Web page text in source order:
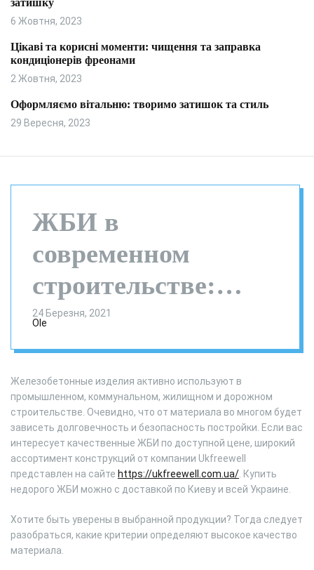
о
о
затишку
6 Жовтня, 2023
Цікаві та корисні моменти: чищення та заправка
кондиціонерів фреонами
2 Жовтня, 2023
Оформляємо вітальню: творимо затишок та стиль
29 Вересня, 2023
ЖБИ в
современном
строительстве:
составляющие
материала
24 Березня, 2021
Ole
Железобетонные изделия активно используют в
промышленном, коммунальном, жилищном и дорожном
строительстве. Очевидно, что от материала во многом будет
зависеть долговечность и безопасность постройки. Если вас
интересует качественные ЖБИ по доступной цене, широкий
ассортимент конструкций от компании Ukfreewell
представлен на сайте https://ukfreewell.com.ua/ . Купить
недорого ЖБИ можно с доставкой по Киеву и всей Украине.
Хотите быть уверены в выбранной продукции? Тогда следует
разобраться, какие критерии определяют высокое качество
материала.